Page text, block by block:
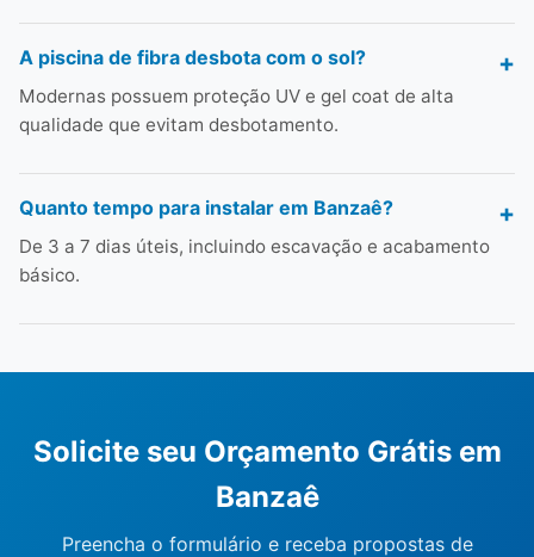
A piscina de fibra desbota com o sol?
Modernas possuem proteção UV e gel coat de alta
qualidade que evitam desbotamento.
Quanto tempo para instalar em Banzaê?
De 3 a 7 dias úteis, incluindo escavação e acabamento
básico.
Solicite seu Orçamento Grátis em
Banzaê
Preencha o formulário e receba propostas de